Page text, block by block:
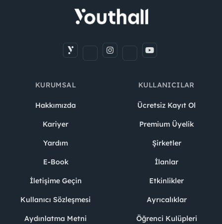
KURUMSAL
Hakkımızda
Kariyer
Yardım
E-Book
İletişime Geçin
Kullanıcı Sözleşmesi
Aydınlatma Metni
KULLANICILAR
Ücretsiz Kayıt Ol
Premium Üyelik
Şirketler
İlanlar
Etkinlikler
Ayrıcalıklar
Öğrenci Kulüpleri